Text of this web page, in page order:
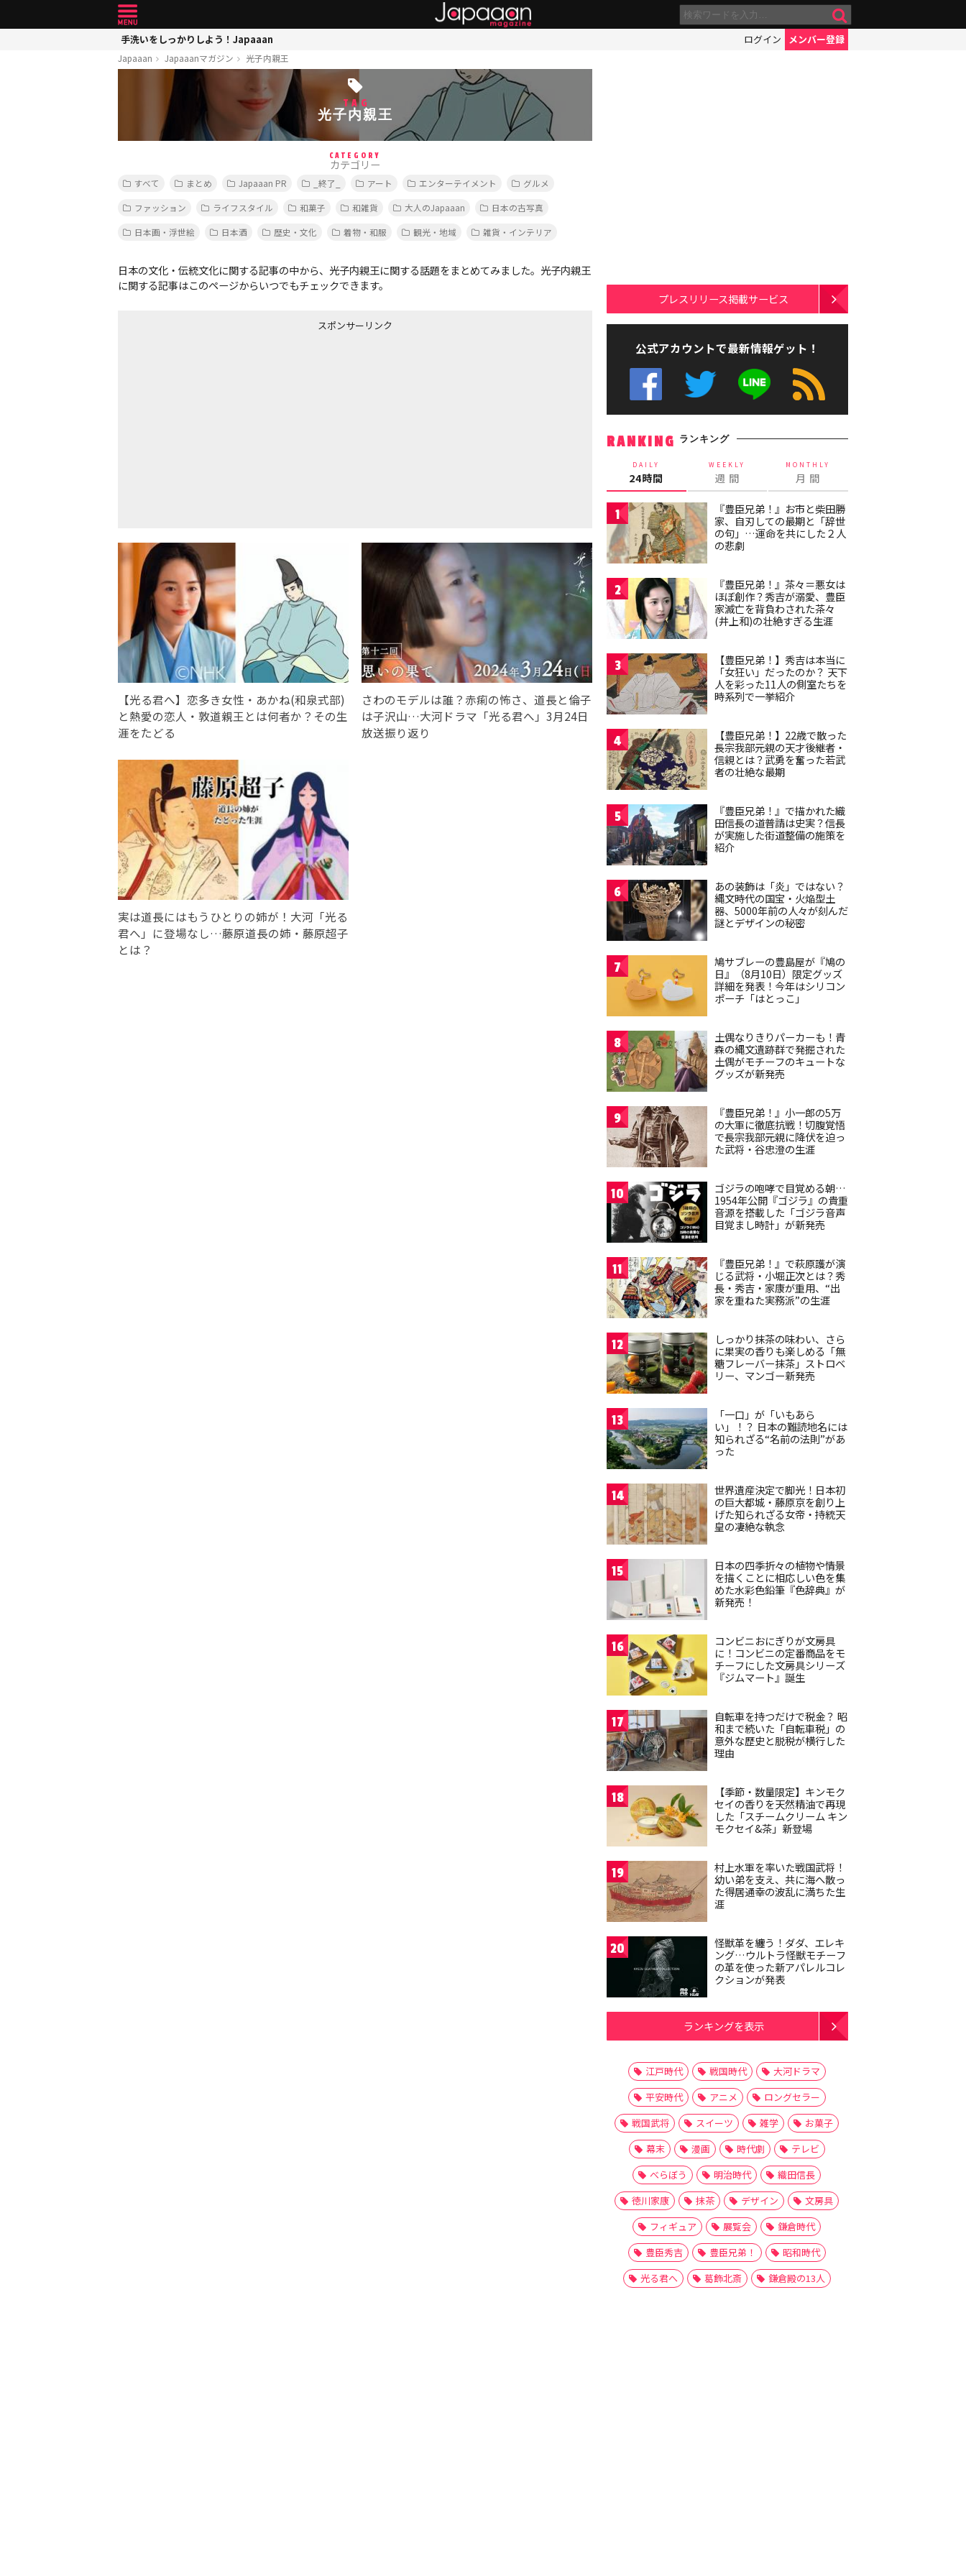
手洗いをしっかりしよう！Japaaan ログイン メンバー登録
Japaaan Japaaanマガジン 光子内親王
TAG
光子内親王
CATEGORY
カテゴリー
すべて まとめ Japaaan PR _終了_ アート エンターテイメント
グルメ
ファッション
ライフスタイル 和菓子 和雑貨 大人のJapaaan
日本の古写真
日本画・浮世絵
日本酒 歴史・文化 着物・和服 観光・地域 雑貨・インテリア
日本の文化・伝統文化に関する記事の中から、光子内親王に関する話題をまとめてみました。光子内親王
に関する記事はこのページからいつでもチェックできます。
スポンサーリンク
【光る君へ】恋多き女性・あかね(和泉式部)
と熱愛の恋人・敦道親王とは何者か？その生
涯をたどる
さわのモデルは誰？赤痢の怖さ、道長と倫子
は子沢山…大河ドラマ「光る君へ」3月24日
放送振り返り
実は道長にはもうひとりの姉が！大河「光る
君へ」に登場なし…藤原道長の姉・藤原超子
とは？
プレスリリース掲載サービス
公式アカウントで最新情報ゲット！
RANKING ランキング
DAILY
24時間
WEEKLY
週 間
MONTHLY
月 間
1
『豊臣兄弟！』お市と柴田勝
家、自刃しての最期と「辞世
の句」…運命を共にした２人
の悲劇
2
『豊臣兄弟！』茶々＝悪女は
ほぼ創作？秀吉が溺愛、豊臣
家滅亡を背負わされた茶々
(井上和)の壮絶すぎる生涯
3
【豊臣兄弟！】秀吉は本当に
「女狂い」だったのか？ 天下
人を彩った11人の側室たちを
時系列で一挙紹介
4
【豊臣兄弟！】22歳で散った
長宗我部元親の天才後継者・
信親とは？武勇を奮った若武
者の壮絶な最期
5
『豊臣兄弟！』で描かれた織
田信長の道普請は史実？信長
が実施した街道整備の施策を
紹介
6
あの装飾は「炎」ではない？
縄文時代の国宝・火焔型土
器、5000年前の人々が刻んだ
謎とデザインの秘密
7
鳩サブレーの豊島屋が『鳩の
日』（8月10日）限定グッズ
詳細を発表！今年はシリコン
ポーチ「はとっこ」
8
土偶なりきりパーカーも！青
森の縄文遺跡群で発掘された
土偶がモチーフのキュートな
グッズが新発売
9
『豊臣兄弟！』小一郎の5万
の大軍に徹底抗戦！切腹覚悟
で長宗我部元親に降伏を迫っ
た武将・谷忠澄の生涯
10
ゴジラの咆哮で目覚める朝…
1954年公開『ゴジラ』の貴重
音源を搭載した「ゴジラ音声
目覚まし時計」が新発売
11
『豊臣兄弟！』で萩原護が演
じる武将・小堀正次とは？秀
長・秀吉・家康が重用、“出
家を重ねた実務派”の生涯
12
しっかり抹茶の味わい、さら
に果実の香りも楽しめる「無
糖フレーバー抹茶」ストロベ
リー、マンゴー新発売
13
「一口」が「いもあら
い」！？ 日本の難読地名には
知られざる“名前の法則”があ
った
14
世界遺産決定で脚光！日本初
の巨大都城・藤原京を創り上
げた知られざる女帝・持統天
皇の凄絶な執念
15
日本の四季折々の植物や情景
を描くことに相応しい色を集
めた水彩色鉛筆『色辞典』が
新発売！
16
コンビニおにぎりが文房具
に！コンビニの定番商品をモ
チーフにした文房具シリーズ
『ジムマート』誕生
17
自転車を持つだけで税金？ 昭
和まで続いた「自転車税」の
意外な歴史と脱税が横行した
理由
18
【季節・数量限定】キンモク
セイの香りを天然精油で再現
した「スチームクリーム キン
モクセイ&茶」新登場
19
村上水軍を率いた戦国武将！
幼い弟を支え、共に海へ散っ
た得居通幸の波乱に満ちた生
涯
20
怪獣革を纏う！ダダ、エレキ
ング…ウルトラ怪獣モチーフ
の革を使った新アパレルコレ
クションが発表
ランキングを表示
江戸時代 戦国時代
大河ドラマ
平安時代
アニメ
ロングセラー
戦国武将
スイーツ 雑学
お菓子
幕末
漫画 時代劇
テレビ
べらぼう
明治時代
織田信長
徳川家康
抹茶 デザイン
文房具
フィギュア
展覧会
鎌倉時代
豊臣秀吉
豊臣兄弟！
昭和時代
光る君へ
葛飾北斎 鎌倉殿の13人